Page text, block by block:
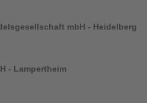
mbH - Heidelberg
- Lampertheim